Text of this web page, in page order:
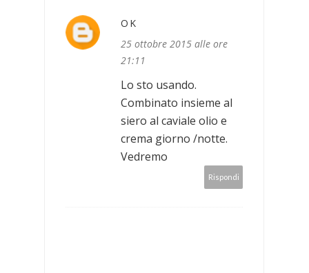
OK
25 ottobre 2015 alle ore
21:11
Lo sto usando.
Combinato insieme al
siero al caviale olio e
crema giorno /notte.
Vedremo
Rispondi